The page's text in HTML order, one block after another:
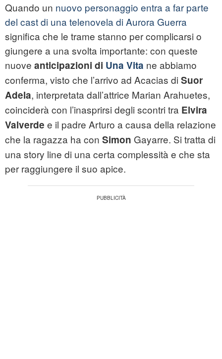
Quando un nuovo personaggio entra a far parte
del cast di una telenovela di Aurora Guerra
significa che le trame stanno per complicarsi o
giungere a una svolta importante: con queste
nuove anticipazioni di Una Vita ne abbiamo
conferma, visto che l’arrivo ad Acacias di Suor
Adela, interpretata dall’attrice Marian Arahuetes,
coinciderà con l’inasprirsi degli scontri tra Elvira
Valverde e il padre Arturo a causa della relazione
che la ragazza ha con Simon Gayarre. Si tratta di
una story line di una certa complessità e che sta
per raggiungere il suo apice.